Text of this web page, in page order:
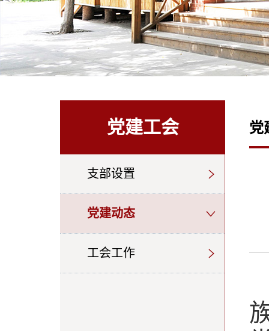
党建工会
支部设置
党建动态
工会工作
党